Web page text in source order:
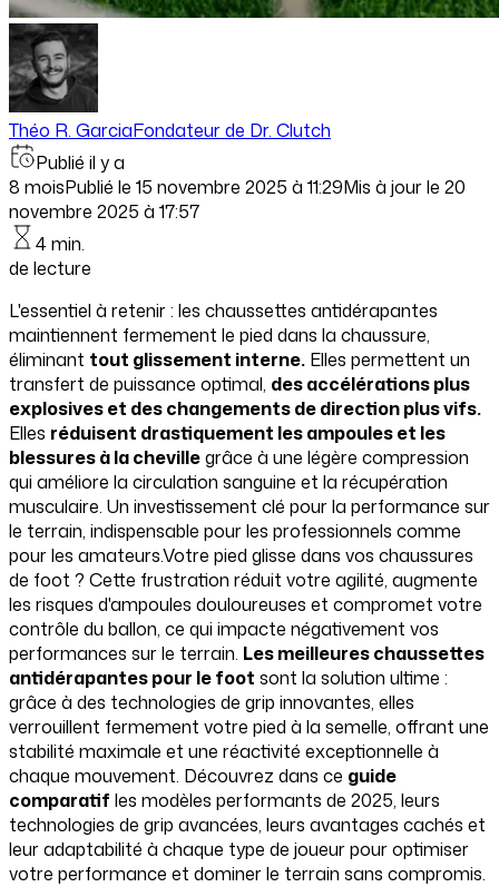
Théo R. GarciaFondateur de Dr. Clutch
Publié il y a
8 moisPublié le 15 novembre 2025 à 11:29Mis à jour le 20
novembre 2025 à 17:57
4 min.
de lecture
L'essentiel à retenir : les chaussettes antidérapantes
maintiennent fermement le pied dans la chaussure,
éliminant tout glissement interne. Elles permettent un
transfert de puissance optimal, des accélérations plus
explosives et des changements de direction plus vifs.
Elles réduisent drastiquement les ampoules et les
blessures à la chevillegrâce à une légère compression
qui améliore la circulation sanguine et la récupération
musculaire. Un investissement clé pour la performance sur
le terrain, indispensable pour les professionnels comme
pour les amateurs.Votre pied glisse dans vos chaussures
de foot ? Cette frustration réduit votre agilité, augmente
les risques d'ampoules douloureuses et compromet votre
contrôle du ballon, ce qui impacte négativement vos
performances sur le terrain. Les meilleures chaussettes
antidérapantes pour le foot sont la solution ultime :
grâce à des technologies de grip innovantes, elles
verrouillent fermement votre pied à la semelle, offrant une
stabilité maximale et une réactivité exceptionnelle à
chaque mouvement. Découvrez dans ce guide
comparatif les modèles performants de 2025, leurs
technologies de grip avancées, leurs avantages cachés et
leur adaptabilité à chaque type de joueur pour optimiser
votre performance et dominer le terrain sans compromis.